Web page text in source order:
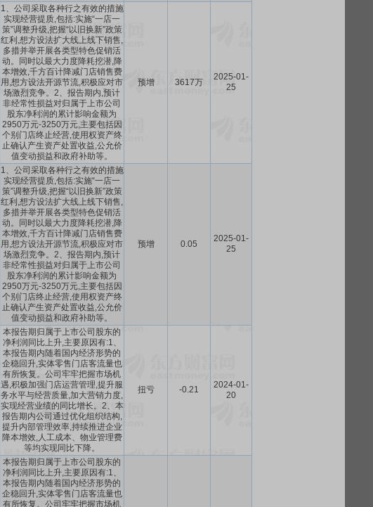
1、公司采取各种行之有效的措施
实现经营提质,包括:实施“一店一
策”调整升级,把握“以旧换新”政策
红利,想方设法扩大线上线下销售,
多措并举开展各类型特色促销活
动。同时以最大力度降耗挖潜,降
本增效,千方百计降减门店销售费
用,想方设法开源节流,积极应对市
场激烈竞争。2、报告期内,预计
非经常性损益对归属于上市公司
股东净利润的累计影响金额为
2950万元-3250万元,主要包括因
个别门店终止经营,使用权资产终
止确认产生资产处置收益,公允价
值变动损益和政府补助等。
预增 3617万
2025-01-
25
1、公司采取各种行之有效的措施
实现经营提质,包括:实施“一店一
策”调整升级,把握“以旧换新”政策
红利,想方设法扩大线上线下销售,
多措并举开展各类型特色促销活
动。同时以最大力度降耗挖潜,降
本增效,千方百计降减门店销售费
用,想方设法开源节流,积极应对市
场激烈竞争。2、报告期内,预计
非经常性损益对归属于上市公司
股东净利润的累计影响金额为
2950万元-3250万元,主要包括因
个别门店终止经营,使用权资产终
止确认产生资产处置收益,公允价
值变动损益和政府补助等。
预增 0.05
2025-01-
25
本报告期归属于上市公司股东的
净利润同比上升,主要原因有:1、
本报告期内随着国内经济形势的
企稳回升,实体零售门店客流量也
有所恢复。公司牢牢把握市场机
遇,积极加强门店运营管理,提升服
务水平与经营质量,加大营销力度,
实现经营业绩的同比增长。2、本
报告期内公司通过优化组织结构,
提升内部管理效率,持续推进企业
降本增效,人工成本、物业管理费
等均实现同比下降。
扭亏 -0.21
2024-01-
20
本报告期归属于上市公司股东的
净利润同比上升,主要原因有:1、
本报告期内随着国内经济形势的
企稳回升,实体零售门店客流量也
有所恢复。公司牢牢把握市场机